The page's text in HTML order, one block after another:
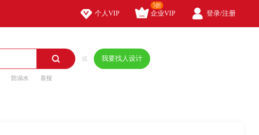
 个人VIP  企业VIP
5折
 登录/注册
 或 我要找人设计
防溺水 喜报